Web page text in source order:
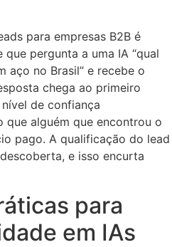
para empresas B2B é
pergunta a uma IA “qual
aço no Brasil” e recebe o
chega ao primeiro
de confiança
alguém que encontrou o
pago. A qualificação do lead
e isso encurta
para
em IAs